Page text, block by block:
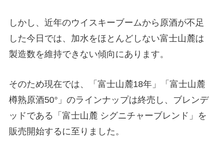
しかし、近年のウイスキーブームから原酒が不足
した今日では、加水をほとんどしない富士山麓は
製造数を維持できない傾向にあります。
そのため現在では、「富士山麓18年」「富士山麓
樽熟原酒50°」のラインナップは終売し、ブレンデ
ッドである「富士山麓 シグニチャーブレンド」を
販売開始するに至りました。